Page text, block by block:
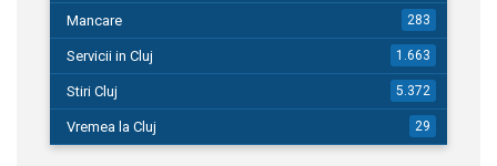
Mancare 283
Servicii in Cluj 1.663
Stiri Cluj 5.372
Vremea la Cluj 29